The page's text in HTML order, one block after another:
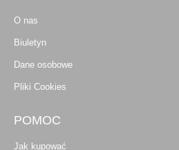
O nas
Biuletyn
Dane osobowe
Pliki Cookies
POMOC
Jak kupować